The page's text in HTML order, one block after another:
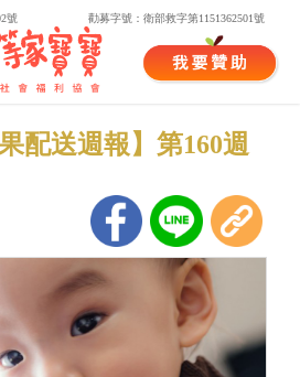
號 勸募字號：衛部救字第1151362501號
配送週報】第160週